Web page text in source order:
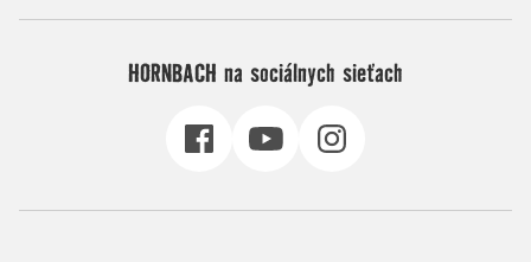
HORNBACH na sociálnych sieťach